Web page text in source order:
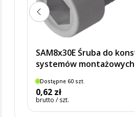
SAM8x30E Śruba do
systemów montażowych
Dostępne 60 szt.
0,62 zł
brutto / szt.